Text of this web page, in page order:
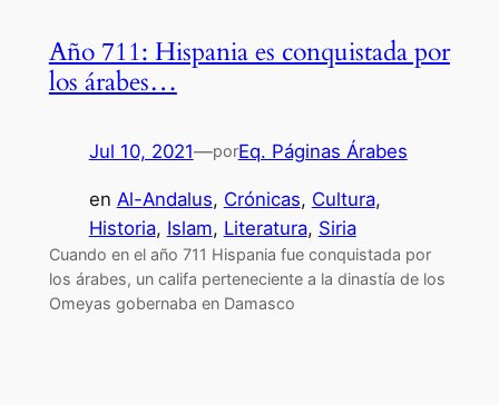
Año 711: Hispania es conquistada por
los árabes…
Jul 10, 2021—porEq. Páginas Árabes
en Al-Andalus, Crónicas, Cultura
Historia, Islam, Literatura, Siria
Cuando en el año 711 Hispania fue conquistada por
los árabes, un califa perteneciente a la dinastía de los
Omeyas gobernaba en Damasco